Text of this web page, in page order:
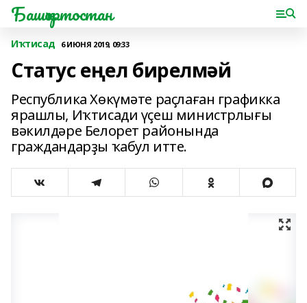
Башҡортостан
Иҡтисад 6 ИЮНЯ 2019, 09:33
Статус еңел бирелмәй
Республика Хөкүмәте раҫлаған графикка
ярашлы, Иҡтисади үҫеш министрлығы
вәкилдәре Белорет районында
граждандарҙы ҡабул итте.